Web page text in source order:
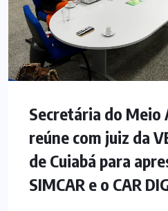
Secretária do Meio
reúne com juiz da
de Cuiabá para
SIMCAR e o CAR